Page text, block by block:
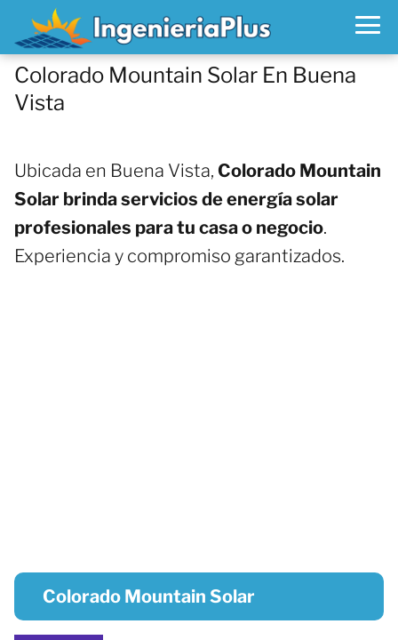
Colorado Mountain Solar En Buena
Vista
Ubicada en Buena Vista, Colorado Mountain
Solar brinda servicios de energía solar
profesionales para tu casa o negocio.
Experiencia y compromiso garantizados.
Colorado Mountain Solar